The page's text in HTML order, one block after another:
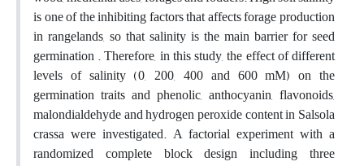
is one of the inhibiting factors that affects forage production
in rangelands, so that salinity is the main barrier for seed
germination . Therefore, in this study, the effect of different
levels of salinity (0, 200, 400 and 600 mM) on the
germination traits and phenolic, anthocyanin, flavonoids,
malondialdehyde and hydrogen peroxide content in Salsola
crassa were investigated. A factorial experiment with a
randomized complete block design including three